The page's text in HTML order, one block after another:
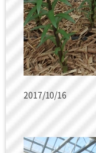
2017/10/16